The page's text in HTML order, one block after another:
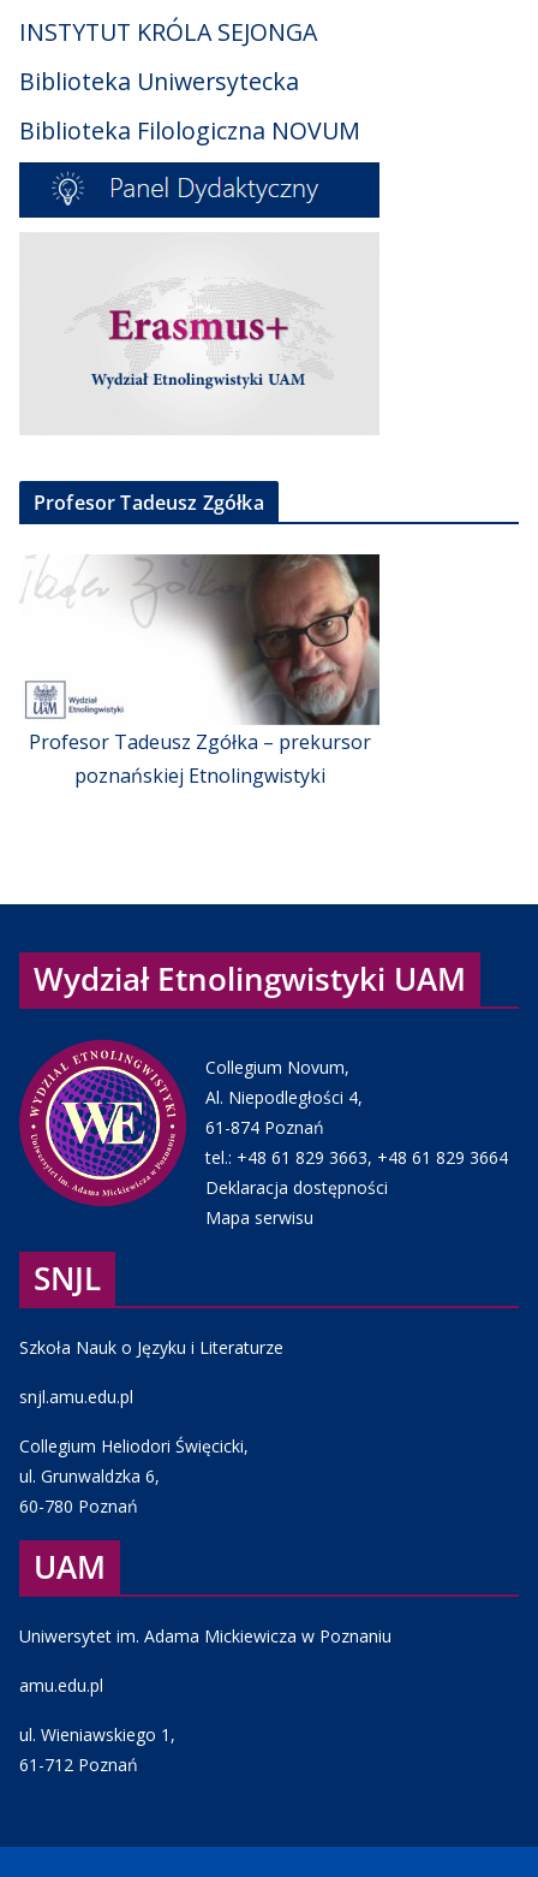
INSTYTUT KRÓLA SEJONGA
Biblioteka Uniwersytecka
Biblioteka Filologiczna NOVUM
Profesor Tadeusz Zgółka
Profesor Tadeusz Zgółka – prekursor
poznańskiej Etnolingwistyki
Wydział Etnolingwistyki UAM
Collegium Novum,
Al. Niepodległości 4,
61-874 Poznań
tel.: +48 61 829 3663, +48 61 829 3664
Deklaracja dostępności
Mapa serwisu
SNJL
Szkoła Nauk o Języku i Literaturze
snjl.amu.edu.pl
Collegium Heliodori Święcicki,
ul. Grunwaldzka 6,
60-780 Poznań
UAM
Uniwersytet im. Adama Mickiewicza w Poznaniu
amu.edu.pl
ul. Wieniawskiego 1,
61-712 Poznań